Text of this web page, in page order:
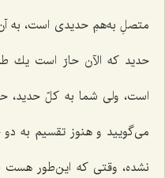
متصلِ به‌همِ حدیدی است، به
حدید كه الآن حارّ است یك
است، ولى شما به كلّ حدید،
مى‌گویید و هنوز تقسیم به
نشده، وقتى كه این‌طور هست